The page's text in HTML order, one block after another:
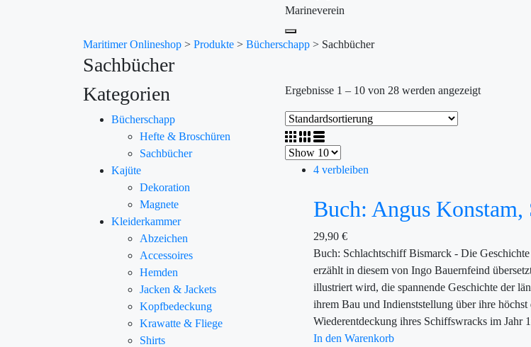
Marineverein
Maritimer Onlineshop > Produkte > Bücherschapp > Sachbücher
Sachbücher
Kategorien
Bücherschapp
Hefte & Broschüren
Sachbücher
Kajüte
Dekoration
Magnete
Kleiderkammer
Abzeichen
Accessoires
Hemden
Jacken & Jackets
Kopfbedeckung
Krawatte & Fliege
Shirts
Ergebnisse 1 – 10 von 28 werden angezeigt
4 verbleiben
Buch: Angus
29,90 €
Buch: Schlachtschiff Bismarck - Die
erzählt in diesem von Ingo Bauernfeind
illustriert wird, die spannende Geschichte der
ihrem Bau und Indienststellung über ihre
Wiederentdeckung ihres Schiffswracks im Jahr
In den Warenkorb